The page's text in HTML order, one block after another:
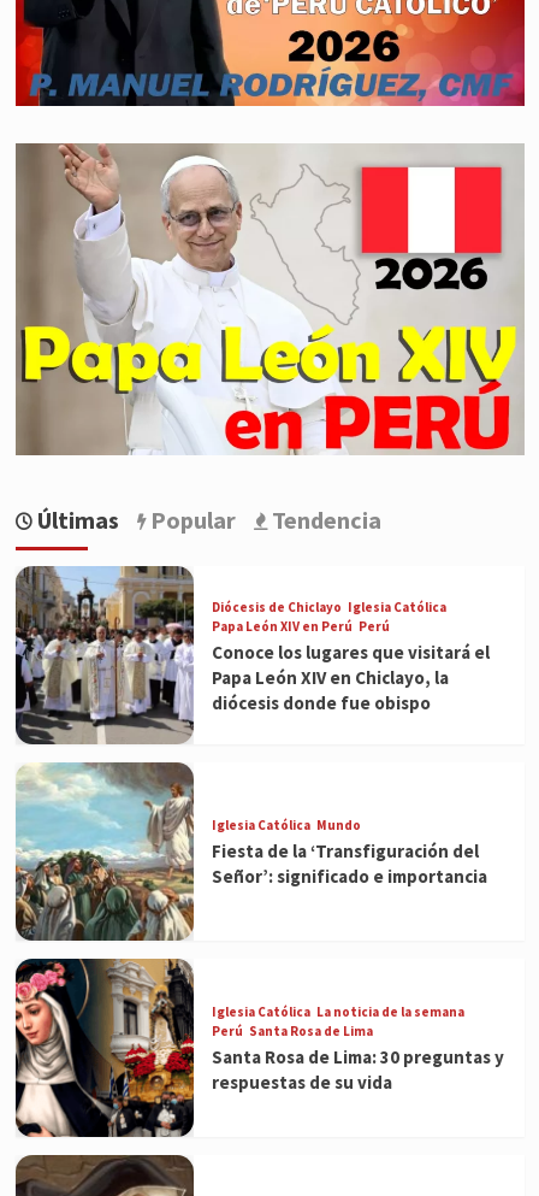
Últimas Popular Tendencia
Diócesis de Chiclayo Iglesia Católica
Papa León XIV en Perú Perú
Conoce los lugares que visitará el
Papa León XIV en Chiclayo, la
diócesis donde fue obispo
Iglesia Católica Mundo
Fiesta de la ‘Transfiguración del
Señor’: significado e importancia
Iglesia Católica La noticia de la semana
Perú Santa Rosa de Lima
Santa Rosa de Lima: 30 preguntas y
respuestas de su vida